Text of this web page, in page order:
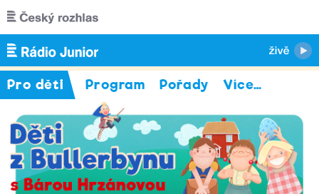
Přejít k hlavnímu obsahu
Pro děti Program Pořady Více…